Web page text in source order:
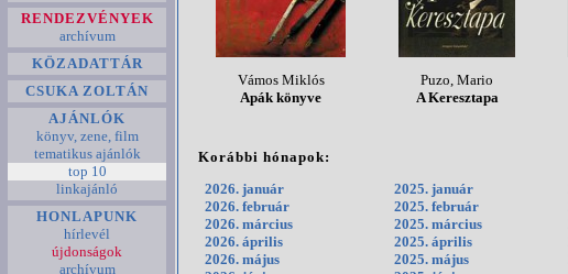
RENDEZVÉNYEK
archívum
KÖZADATTÁR
CSUKA ZOLTÁN
AJÁNLÓK
könyv, zene, film
tematikus ajánlók
top 10
linkajánló
HONLAPUNK
hírlevél
újdonságok
archívum
Vámos Miklós
Apák könyve
Puzo, Mario
A Keresztapa
Korábbi hónapok:
2026. január
2026. február
2026. március
2026. április
2026. május
2025. január
2025. február
2025. március
2025. április
2025. május